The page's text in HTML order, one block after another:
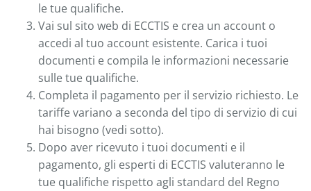
le tue qualifiche.
Vai sul sito web di ECCTIS e crea un account o
accedi al tuo account esistente. Carica i tuoi
documenti e compila le informazioni necessarie
sulle tue qualifiche.
Completa il pagamento per il servizio richiesto. Le
tariffe variano a seconda del tipo di servizio di cui
hai bisogno (vedi sotto).
Dopo aver ricevuto i tuoi documenti e il
pagamento, gli esperti di ECCTIS valuteranno le
tue qualifiche rispetto agli standard del Regno